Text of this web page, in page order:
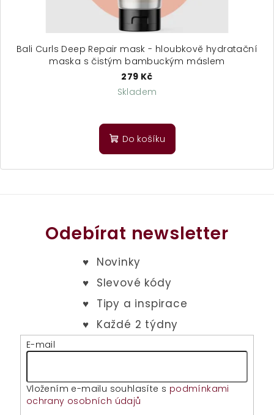
Bali Curls Deep Repair mask - hloubkově hydratační
maska s čistým bambuckým máslem
279 Kč
Skladem
hodnocení
produktu
z
Do košíku
Odebírat newsletter
E-mail
Vložením e-mailu souhlasíte s podmínkami
ochrany osobních údajů